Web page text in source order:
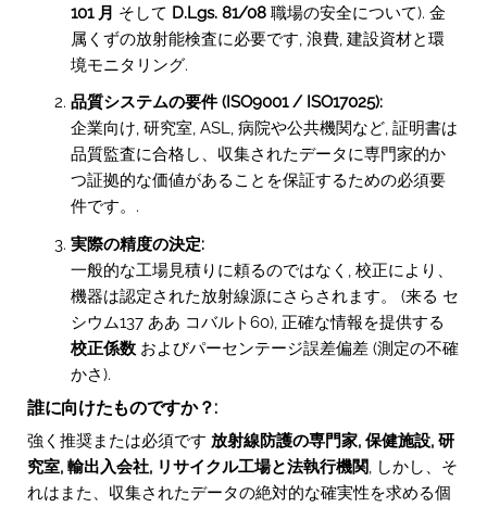
101 月 そして D.Lgs. 81/08 職場の安全について). 金
属くずの放射能検査に必要です, 浪費, 建設資材と環
境モニタリング.
品質システムの要件 (ISO9001 / ISO17025):
企業向け, 研究室, ASL, 病院や公共機関など, 証明書は
品質監査に合格し、収集されたデータに専門家的か
つ証拠的な価値があることを保証するための必須要
件です。.
実際の精度の決定:
一般的な工場見積りに頼るのではなく, 校正により、
機器は認定された放射線源にさらされます。 (来る セ
シウム137 ああ コバルト60), 正確な情報を提供する
校正係数 およびパーセンテージ誤差偏差 (測定の不確
かさ).
誰に向けたものですか？:
強く推奨または必須です 放射線防護の専門家, 保健施設, 研
究室, 輸出入会社, リサイクル工場と法執行機関
, しかし、そ
れはまた、収集されたデータの絶対的な確実性を求める個